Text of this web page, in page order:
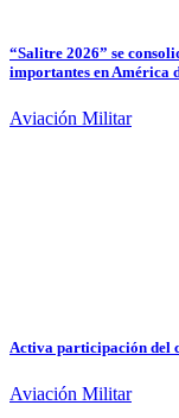
“Salitre 2026” se
importantes en América
Aviación Militar
Activa participación del
Aviación Militar